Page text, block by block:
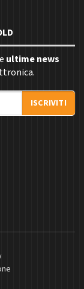
ultime news
ISCRIVITI